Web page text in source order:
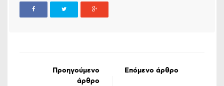
Προηγούμενο
άρθρο
Επόμενο άρθρο